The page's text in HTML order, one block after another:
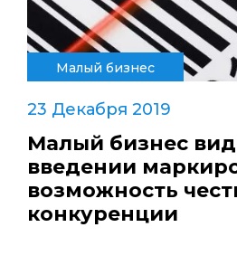
Малый бизнес
23 Декабря 2019
Малый бизнес
введении
возможность
конкуренции